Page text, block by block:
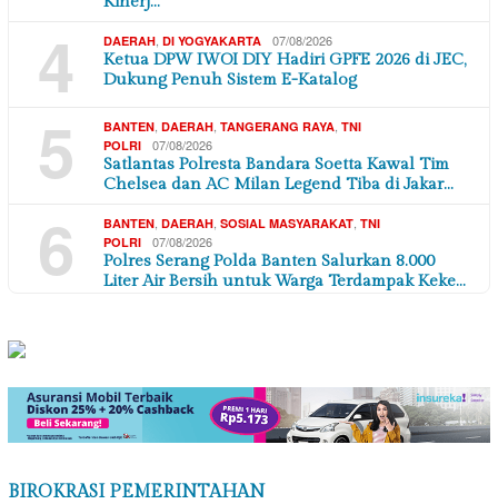
4 DAERAH DI YOGYAKARTA 07/08/2026
Ketua DPW IWOI DIY Hadiri GPFE 2026 di JEC,
Dukung Penuh Sistem E-Katalog
5 BANTEN DAERAH TANGERANG RAYA TNI
POLRI
07/08/2026
Satlantas Polresta Bandara Soetta Kawal Tim
Chelsea dan AC Milan Legend Tiba di Jakar…
6 BANTEN DAERAH SOSIAL MASYARAKAT TNI
POLRI
07/08/2026
Polres Serang Polda Banten Salurkan 8.000
Liter Air Bersih untuk Warga Terdampak Keke…
BIROKRASI PEMERINTAHAN